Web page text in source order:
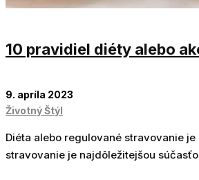
10 pravidiel diéty alebo
9. apríla 2023
Životný Štýl
Diéta alebo regulované stravovanie
stravovanie je najdôležitejšou